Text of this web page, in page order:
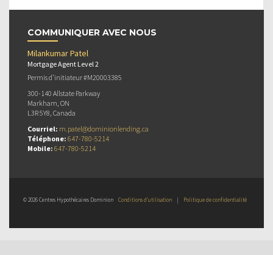
COMMUNIQUER AVEC NOUS
Milankumar Patel
Mortgage Agent Level 2
Permis d’initiateur #M20003385
300-140 Allstate Parkway
Markham, ON
L3R 5Y8, Canada
Courriel: m.patel@dominionlending.ca
Téléphone: 647-780-5214
Mobile: 647-780-5214
© 2026 Centres Hypothécaires Dominion Conditions d’utilisation | Politique de confidentialité